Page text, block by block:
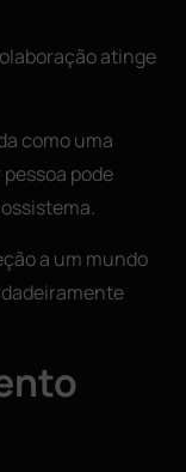
atinge
como uma
pode
a um mundo